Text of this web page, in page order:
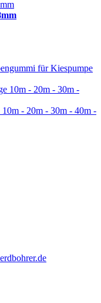
für Kiespumpe